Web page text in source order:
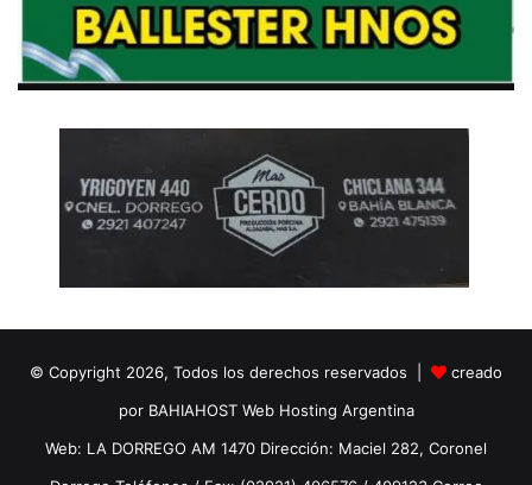
© Copyright 2026, Todos los derechos reservados |
creado
por BAHIAHOST Web Hosting Argentina
Web: LA DORREGO AM 1470 Dirección: Maciel 282, Coronel